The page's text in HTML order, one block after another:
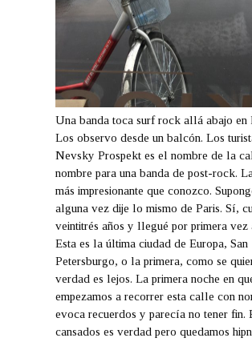
Una banda toca surf rock allá abajo en
Los observo desde un balcón. Los
Nevsky Prospekt es el nombre de la
nombre para una banda de post-rock.
más impresionante que conozco.
alguna vez dije lo mismo de Paris. Sí,
veintitrés años y llegué por primera vez
Esta es la última ciudad de Europa, San
Petersburgo, o la primera, como se
verdad es lejos. La primera noche en
empezamos a recorrer esta calle con
evoca recuerdos y parecía no tener fin.
cansados es verdad pero quedamos